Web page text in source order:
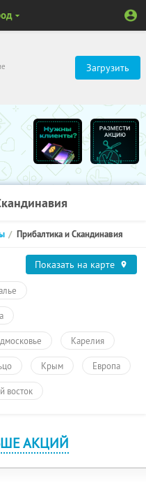
Загрузить
Прибалтика и Скандинавия
Показать на карте
Карелия
Крым Европа
восток
АКЦИЙ